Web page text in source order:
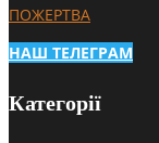
ПОЖЕРТВА
НАШ ТЕЛЕГРАМ
Категорії